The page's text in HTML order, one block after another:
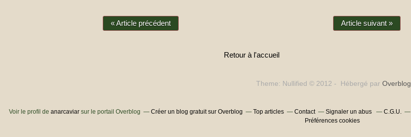
« Article précédent Article suivant »
Retour à l'accueil
Theme: Nullified © 2012 - Hébergé par Overblog
Voir le profil de anarcaviar sur le portail Overblog Créer un blog gratuit sur Overblog Top articles Contact Signaler un abus C.G.U.
Préférences cookies